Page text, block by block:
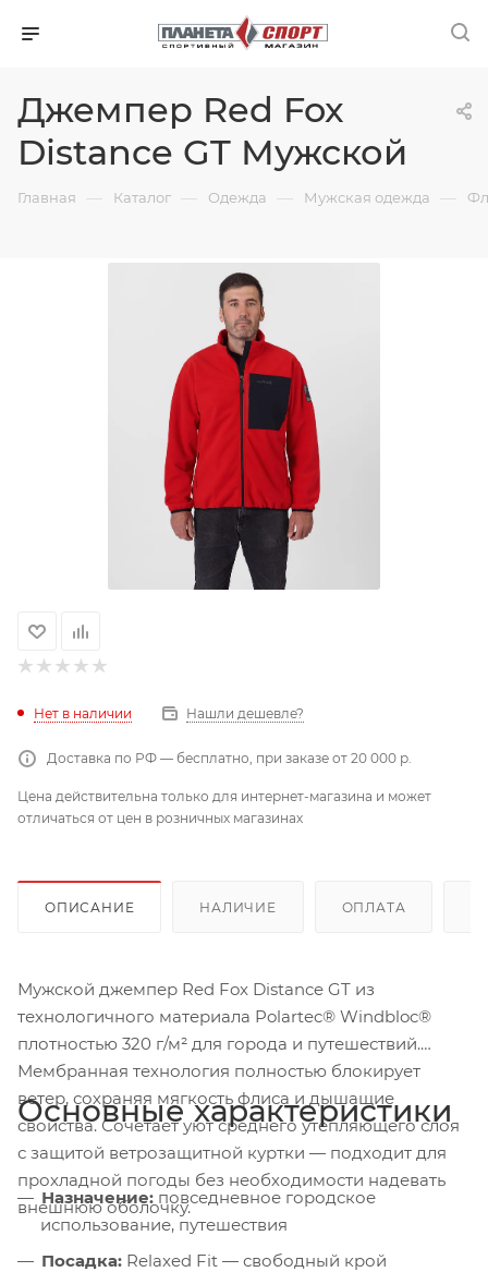
Джемпер Red Fox
Distance GT Мужской
Главная — Каталог — Одежда — Мужская одежда —
Нет в наличии Нашли дешевле?
Доставка по РФ — бесплатно, при заказе от 20 000 р.
Цена действительна только для интернет-магазина и может
отличаться от цен в розничных магазинах
ОПИСАНИЕ НАЛИЧИЕ ОПЛАТА
Мужской джемпер Red Fox Distance GT из
технологичного материала Polartec® Windbloc®
плотностью 320 г/м² для города и путешествий.
Мембранная технология полностью блокирует
ветер, сохраняя мягкость флиса и дышащие
свойства. Сочетает уют среднего утепляющего слоя
с защитой ветрозащитной куртки — подходит для
прохладной погоды без необходимости надевать
внешнюю оболочку.
Основные характеристики
Назначение: повседневное городское
использование, путешествия
Посадка: Relaxed Fit — свободный крой